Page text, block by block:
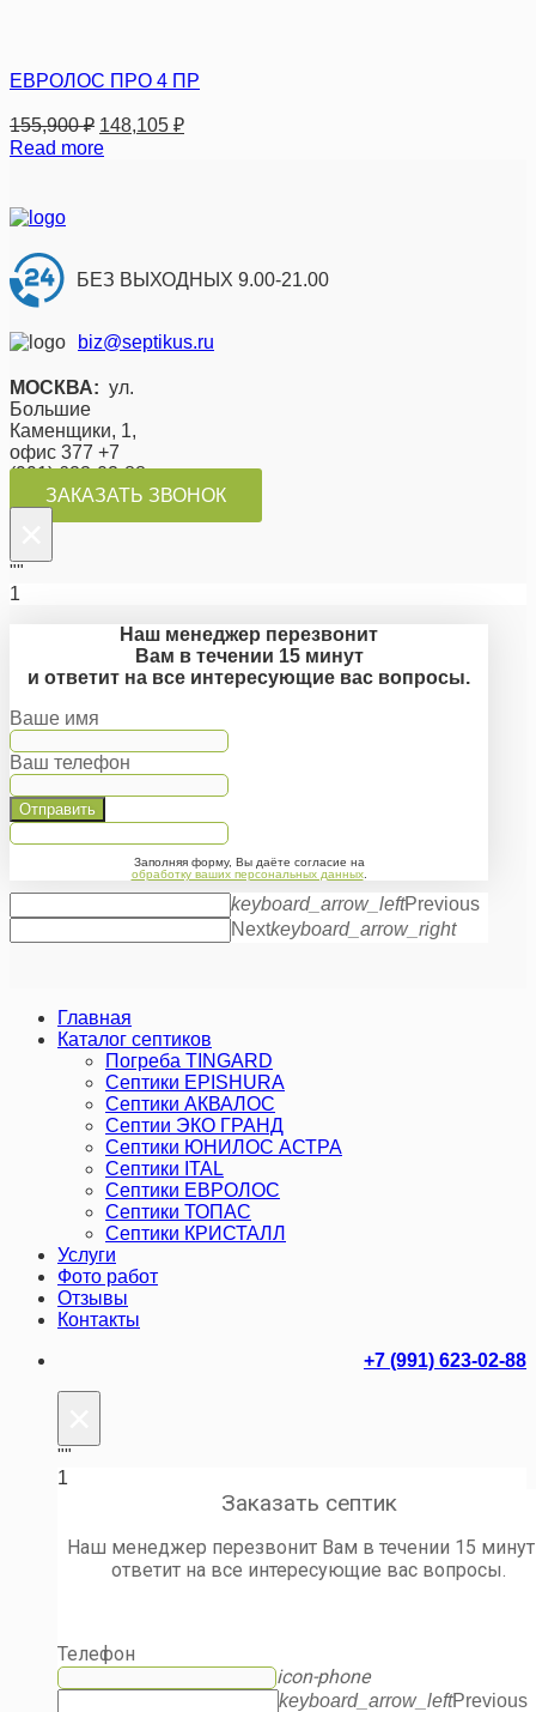
ЕВРОЛОС ПРО 4 ПР
155,900₽ 148,105 ₽
Read more
БЕЗ ВЫХОДНЫХ 9.00-21.00
biz@septikus.ru
МОСКВА: ул.
Большие
Каменщики, 1,
офис 377 +7
(991) 623-02-88
ЗАКАЗАТЬ ЗВОНОК
""
1
Наш менеджер перезвонит
Вам в течении 15 минут
и ответит на все интересующие вас вопросы.
Ваше имя
Ваш телефон
Отправить
Заполняя форму, Вы даёте согласие на
обработку ваших персональных данных.
keyboard_arrow_leftPrevious
Nextkeyboard_arrow_right
Главная
Каталог септиков
Погреба TINGARD
Септики EPISHURA
Септики АКВАЛОС
Септии ЭКО ГРАНД
Септики ЮНИЛОС АСТРА
Септики ITAL
Септики ЕВРОЛОС
Септики ТОПАС
Септики КРИСТАЛЛ
Услуги
Фото работ
Отзывы
Контакты
+7 (991) 623-02-88
""
1
Заказать септик
Наш менеджер перезвонит Вам в течении 15
ответит на все интересующие вас вопросы.
Телефон
icon-phone
keyboard_arrow_leftPrevious